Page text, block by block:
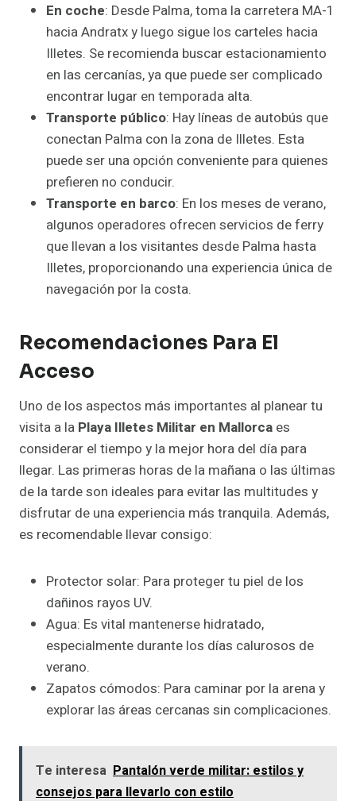
En coche: Desde Palma, toma la carretera MA-1
hacia Andratx y luego sigue los carteles hacia
Illetes. Se recomienda buscar estacionamiento
en las cercanías, ya que puede ser complicado
encontrar lugar en temporada alta.
Transporte público: Hay líneas de autobús que
conectan Palma con la zona de Illetes. Esta
puede ser una opción conveniente para quienes
prefieren no conducir.
Transporte en barco: En los meses de verano,
algunos operadores ofrecen servicios de ferry
que llevan a los visitantes desde Palma hasta
Illetes, proporcionando una experiencia única de
navegación por la costa.
Recomendaciones Para El
Acceso
Uno de los aspectos más importantes al planear tu
visita a la Playa Illetes Militar en Mallorca es
considerar el tiempo y la mejor hora del día para
llegar. Las primeras horas de la mañana o las últimas
de la tarde son ideales para evitar las multitudes y
disfrutar de una experiencia más tranquila. Además,
es recomendable llevar consigo:
Protector solar: Para proteger tu piel de los
dañinos rayos UV.
Agua: Es vital mantenerse hidratado,
especialmente durante los días calurosos de
verano.
Zapatos cómodos: Para caminar por la arena y
explorar las áreas cercanas sin complicaciones.
Te interesa Pantalón verde militar: estilos y
consejos para llevarlo con estilo